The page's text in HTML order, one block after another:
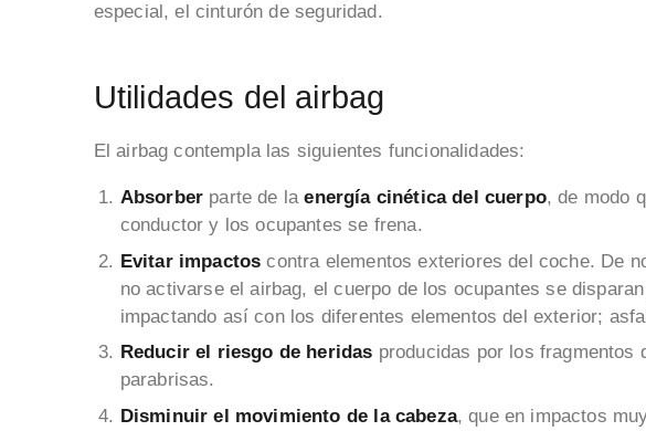
especial, el cinturón de seguridad.
Utilidades del airbag
El airbag contempla las siguientes funcionalidades:
Absorber parte de laenergía cinética del cuerpo, de modo
conductor y los ocupantes se frena.
Evitar impactoscontra elementos exteriores del coche. De
no activarse el airbag, el cuerpo de los ocupantes se
impactando así con los diferentes elementos del exterior;
Reducir el riesgo de heridas producidas por los fragmentos
parabrisas.
Disminuir el movimiento de la cabeza, que en impactos